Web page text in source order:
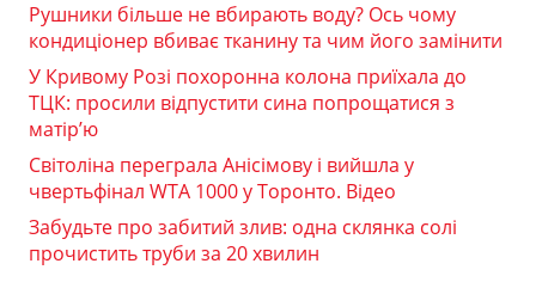
Рушники більше не вбирають воду? Ось чому
кондиціонер вбиває тканину та чим його замінити
У Кривому Розі похоронна колона приїхала до
ТЦК: просили відпустити сина попрощатися з
матір’ю
Світоліна переграла Анісімову і вийшла у
чвертьфінал WTA 1000 у Торонто. Відео
Забудьте про забитий злив: одна склянка солі
прочистить труби за 20 хвилин